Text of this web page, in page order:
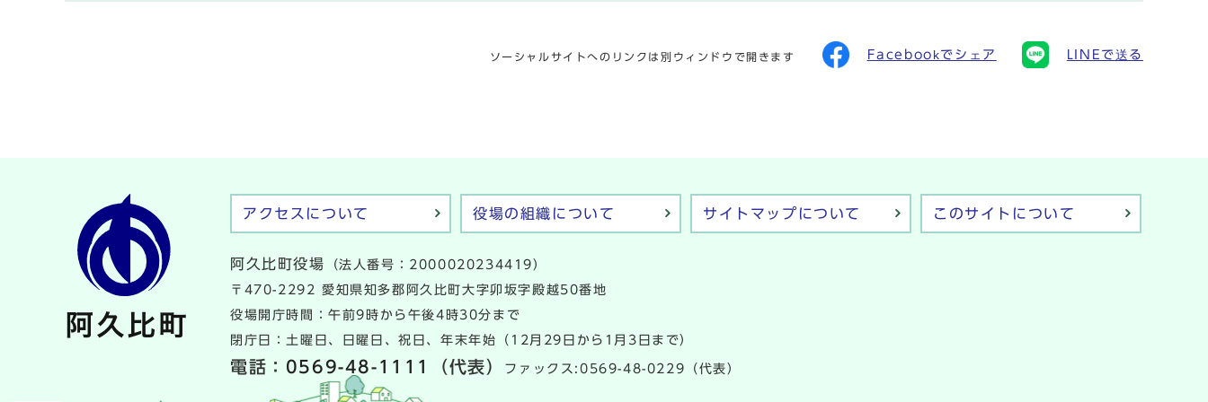
ソーシャルサイトへのリンクは別ウィンドウで開きます Facebookでシェア LINEで送る
アクセスについて 役場の組織について サイトマップについて このサイトについて
阿久比町役場
（法人番号：2000020234419）
〒470-2292 愛知県知多郡阿久比町大字卯坂字殿越50番地
役場開庁時間：午前9時から午後4時30分まで
閉庁日：土曜日、日曜日、祝日、年末年始（12月29日から1月3日まで）
電話： 0569-48-1111 （代表） ファックス:0569-48-0229（代表）